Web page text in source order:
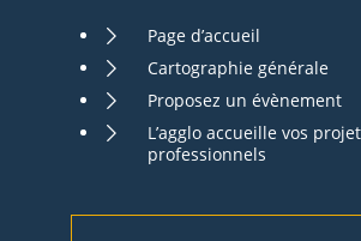
Page d’accueil
Cartographie générale
Proposez un évènement
L’agglo accueille vos
professionnels